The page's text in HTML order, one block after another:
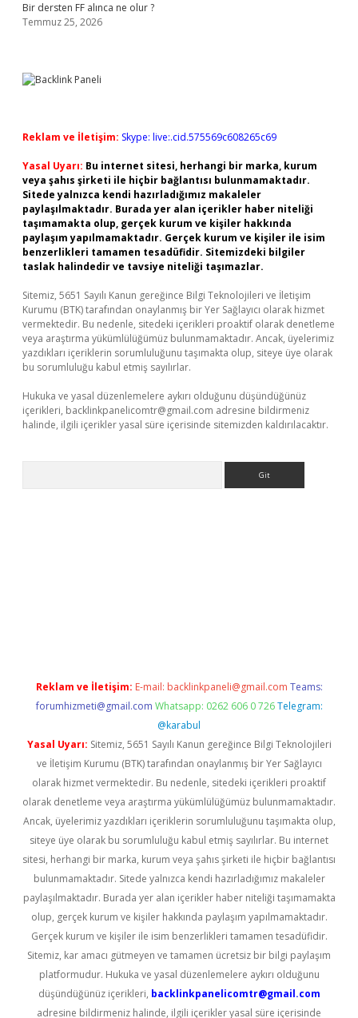
Bir dersten FF alınca ne olur ?
Temmuz 25, 2026
Reklam ve İletişim: Skype: live:.cid.575569c608265c69
Yasal Uyarı: Bu internet sitesi, herhangi bir marka, kurum
veya şahıs şirketi ile hiçbir bağlantısı bulunmamaktadır.
Sitede yalnızca kendi hazırladığımız makaleler
paylaşılmaktadır. Burada yer alan içerikler haber niteliği
taşımamakta olup, gerçek kurum ve kişiler hakkında
paylaşım yapılmamaktadır. Gerçek kurum ve kişiler ile isim
benzerlikleri tamamen tesadüfidir. Sitemizdeki bilgiler
taslak halindedir ve tavsiye niteliği taşımazlar.
Sitemiz, 5651 Sayılı Kanun gereğince Bilgi Teknolojileri ve İletişim
Kurumu (BTK) tarafından onaylanmış bir Yer Sağlayıcı olarak hizmet
vermektedir. Bu nedenle, sitedeki içerikleri proaktif olarak denetleme
veya araştırma yükümlülüğümüz bulunmamaktadır. Ancak, üyelerimiz
yazdıkları içeriklerin sorumluluğunu taşımakta olup, siteye üye olarak
bu sorumluluğu kabul etmiş sayılırlar.
Hukuka ve yasal düzenlemelere aykırı olduğunu düşündüğünüz
içerikleri, backlinkpanelicomtr@gmail.com adresine bildirmeniz
halinde, ilgili içerikler yasal süre içerisinde sitemizden kaldırılacaktır.
Reklam ve İletişim: E-mail: backlinkpaneli@gmail.com Teams:
forumhizmeti@gmail.com Whatsapp: 0262 606 0 726 Telegram:
@karabul
Yasal Uyarı: Sitemiz, 5651 Sayılı Kanun gereğince Bilgi Teknolojileri
ve İletişim Kurumu (BTK) tarafından onaylanmış bir Yer Sağlayıcı
olarak hizmet vermektedir. Bu nedenle, sitedeki içerikleri proaktif
olarak denetleme veya araştırma yükümlülüğümüz bulunmamaktadır.
Ancak, üyelerimiz yazdıkları içeriklerin sorumluluğunu taşımakta olup,
siteye üye olarak bu sorumluluğu kabul etmiş sayılırlar. Bu internet
sitesi, herhangi bir marka, kurum veya şahıs şirketi ile hiçbir bağlantısı
bulunmamaktadır. Sitede yalnızca kendi hazırladığımız makaleler
paylaşılmaktadır. Burada yer alan içerikler haber niteliği taşımamakta
olup, gerçek kurum ve kişiler hakkında paylaşım yapılmamaktadır.
Gerçek kurum ve kişiler ile isim benzerlikleri tamamen tesadüfidir.
Sitemiz, kar amacı gütmeyen ve tamamen ücretsiz bir bilgi paylaşım
platformudur. Hukuka ve yasal düzenlemelere aykırı olduğunu
düşündüğünüz içerikleri, backlinkpanelicomtr@gmail.com
adresine bildirmeniz halinde, ilgili içerikler yasal süre içerisinde